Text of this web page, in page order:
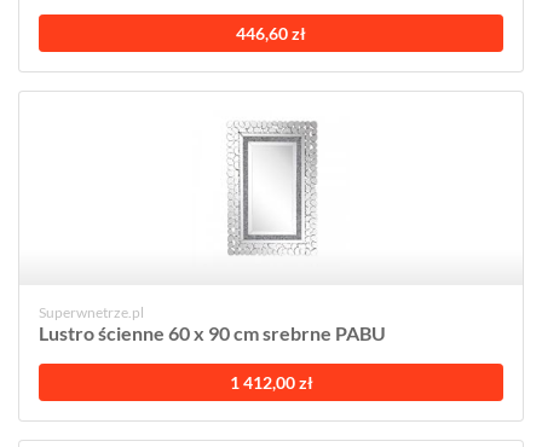
446,60 zł
Superwnetrze.pl
Lustro ścienne 60 x 90 cm srebrne PABU
1 412,00 zł